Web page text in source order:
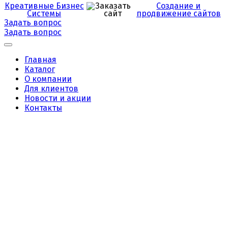
Креативные Бизнес
Системы
Создание и
продвижение сайтов
Задать вопрос
Задать вопрос
Главная
Каталог
О компании
Для клиентов
Новости и акции
Контакты